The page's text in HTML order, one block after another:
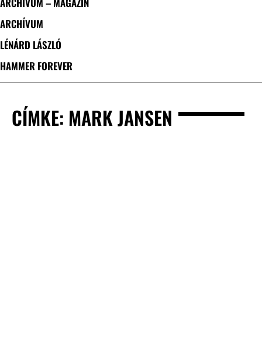
ARCHÍVUM
LÉNÁRD LÁSZLÓ
HAMMER FOREVER
CÍMKE: MARK JANSEN